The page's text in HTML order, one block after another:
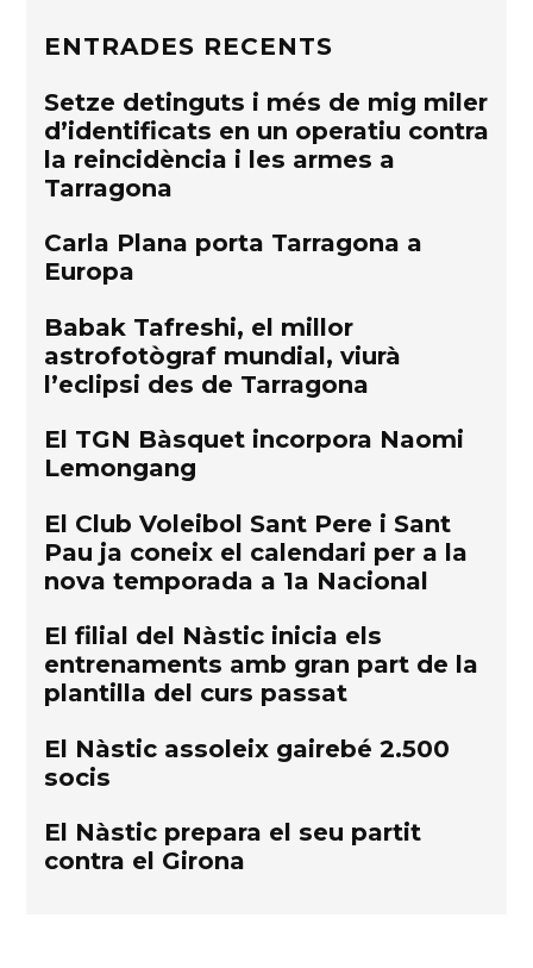
ENTRADES RECENTS
Setze detinguts i més de mig miler
d’identificats en un operatiu contra
la reincidència i les armes a
Tarragona
Carla Plana porta Tarragona a
Europa
Babak Tafreshi, el millor
astrofotògraf mundial, viurà
l’eclipsi des de Tarragona
El TGN Bàsquet incorpora Naomi
Lemongang
El Club Voleibol Sant Pere i Sant
Pau ja coneix el calendari per a la
nova temporada a 1a Nacional
El filial del Nàstic inicia els
entrenaments amb gran part de la
plantilla del curs passat
El Nàstic assoleix gairebé 2.500
socis
El Nàstic prepara el seu partit
contra el Girona